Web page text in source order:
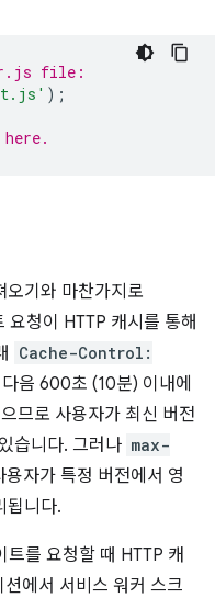
file:
);
기와 마찬가지로
요청이 HTTP 캐시를 통해
Cache-Control:
음 600초 (10분) 이내에
므로 사용자가 최신 버전
습니다. 그러나 max-
자가 특정 버전에서 영
됩니다.
를 요청할 때 HTTP 캐
에서 서비스 워커 스크